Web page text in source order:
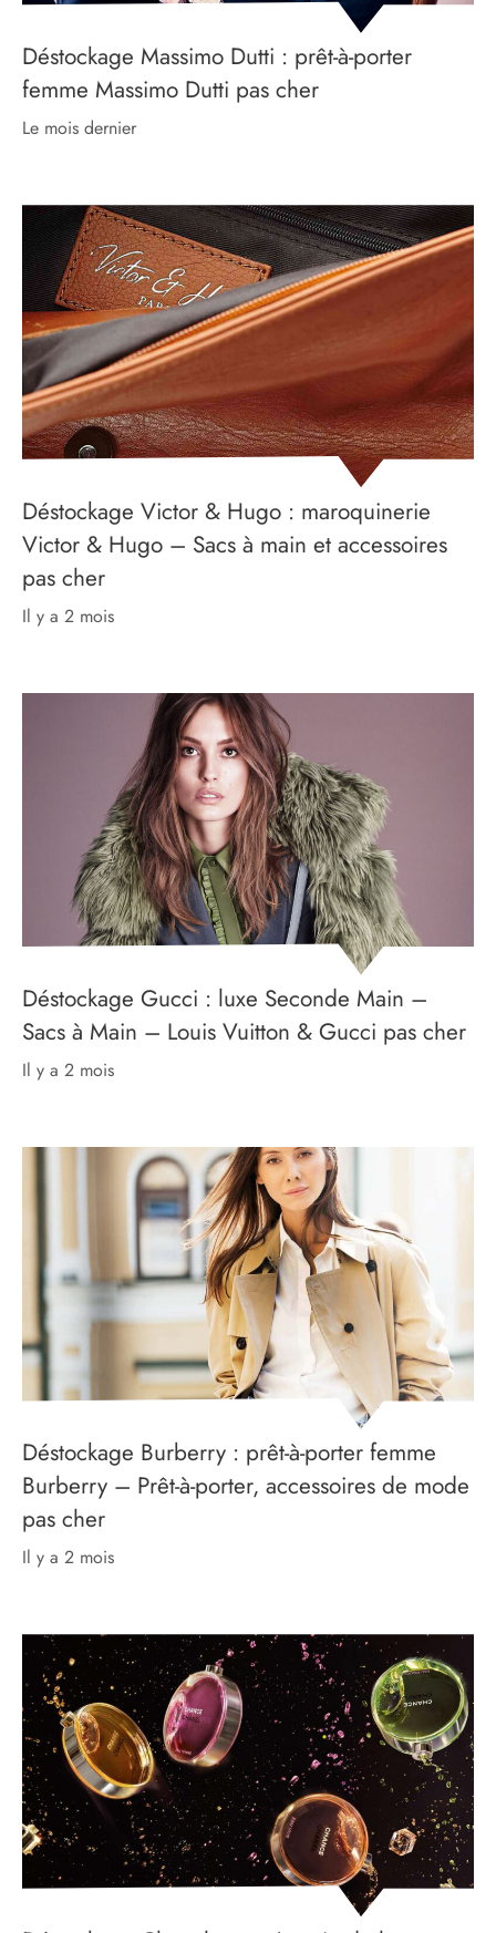
Déstockage Massimo Dutti : prêt-à-porter
femme Massimo Dutti pas cher
le mois dernier
Déstockage Victor & Hugo : maroquinerie
Victor & Hugo – Sacs à main et accessoires
pas cher
il y a 2 mois
Déstockage Gucci : luxe Seconde Main –
Sacs à Main – Louis Vuitton & Gucci pas cher
il y a 2 mois
Déstockage Burberry : prêt-à-porter femme
Burberry – Prêt-à-porter, accessoires de mode
pas cher
il y a 2 mois